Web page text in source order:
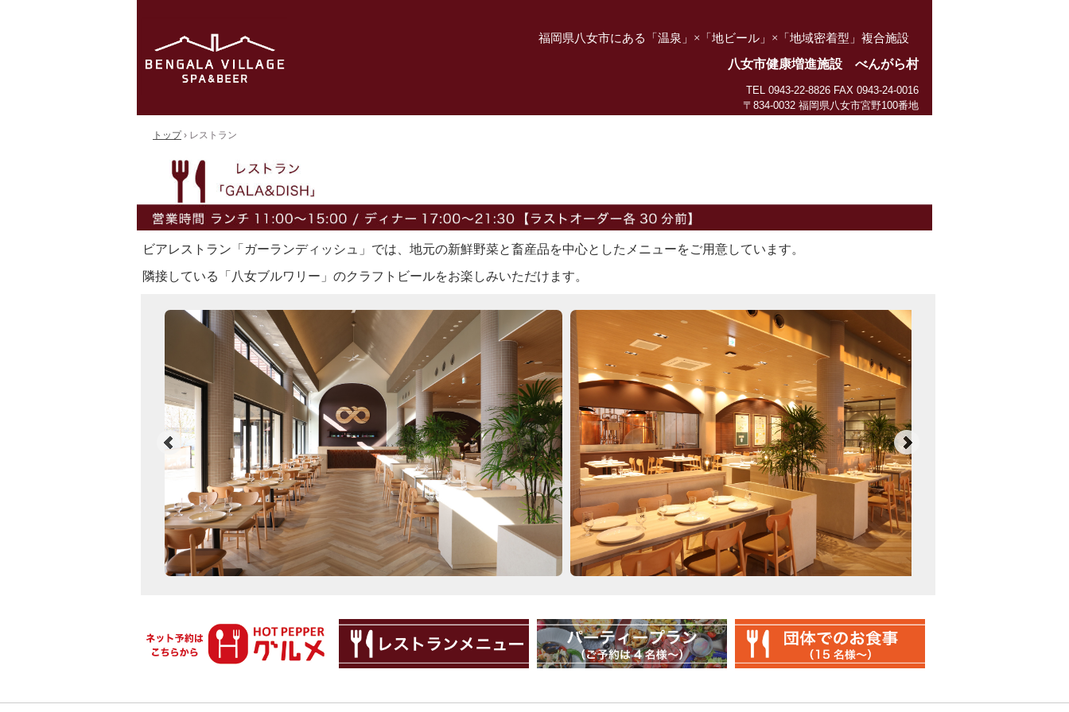
福岡県八女市にある「温泉」×「地ビール」×「地域密着型」複合施設
八女市健康増進施設 べんがら村
TEL 0943-22-8826 FAX 0943-24-0016
〒834-0032 福岡県八女市宮野100番地
トップ › レストラン
ビアレストラン「ガーランディッシュ」では、地元の新鮮野菜と畜産品を中心としたメニューをご用意しています。
隣接している「八女ブルワリー」のクラフトビールをお楽しみいただけます。